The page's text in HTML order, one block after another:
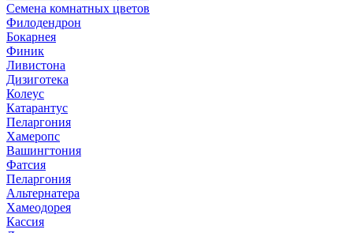
Семена комнатных цветов
Филодендрон
Бокарнея
Финик
Ливистона
Дизиготека
Колеус
Катарантус
Пеларгония
Хамеропс
Вашингтония
Фатсия
Пеларгония
Альтернатера
Хамеодорея
Кассия